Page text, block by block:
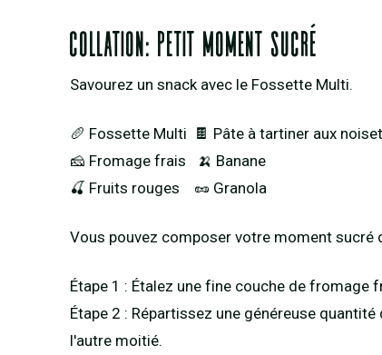
collation: Petit moment sucré
Savourez un snack avec le Fossette Multi.
🥖 Fossette Multi 🍫 Pâte à tartiner aux
🧀 Fromage frais 🍌 Banane
🍒 Fruits rouges 🥜 Granola
Vous pouvez composer votre moment sucré
Étape 1 : Étalez une fine couche de fromage
Étape 2 : Répartissez une généreuse
l'autre moitié.